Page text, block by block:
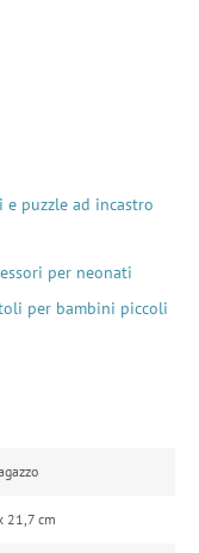
e puzzle ad incastro
per neonati
per bambini piccoli
21,7 cm